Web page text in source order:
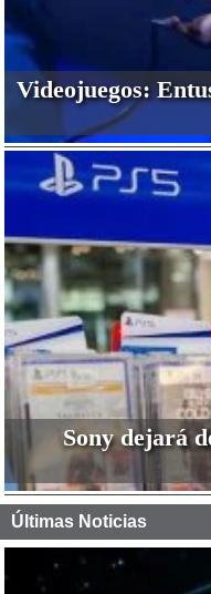
Videojuegos:
Sony dejará
Últimas Noticias